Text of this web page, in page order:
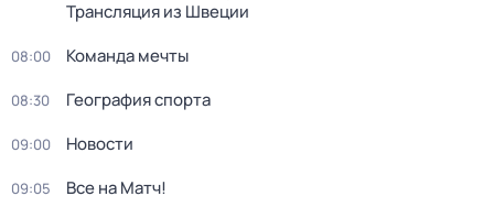
Трансляция из Швеции
08:00 Команда мечты
08:30 География спорта
09:00 Новости
09:05 Все на Матч!